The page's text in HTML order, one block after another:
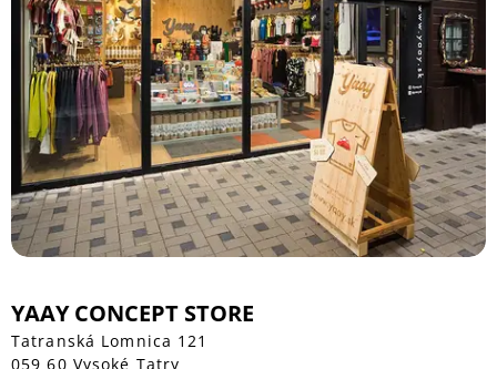
YAAY CONCEPT STORE
Tatranská Lomnica 121
059 60 Vysoké Tatry